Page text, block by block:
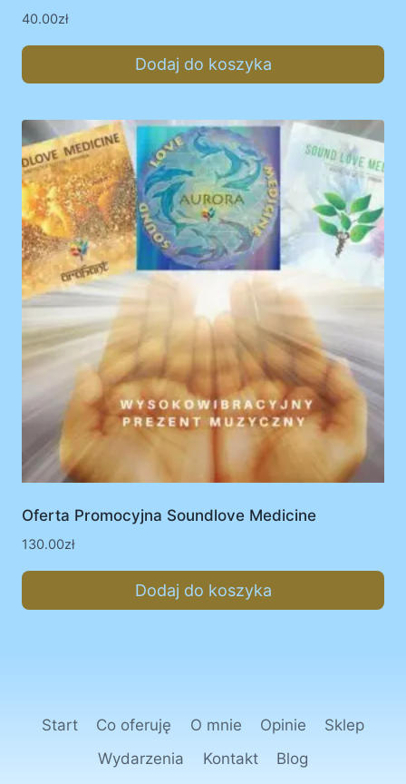
40.00zł
Dodaj do koszyka
Oferta Promocyjna Soundlove Medicine
130.00zł
Dodaj do koszyka
Start Co oferuję O mnie Opinie
Sklep
Wydarzenia
Kontakt Blog